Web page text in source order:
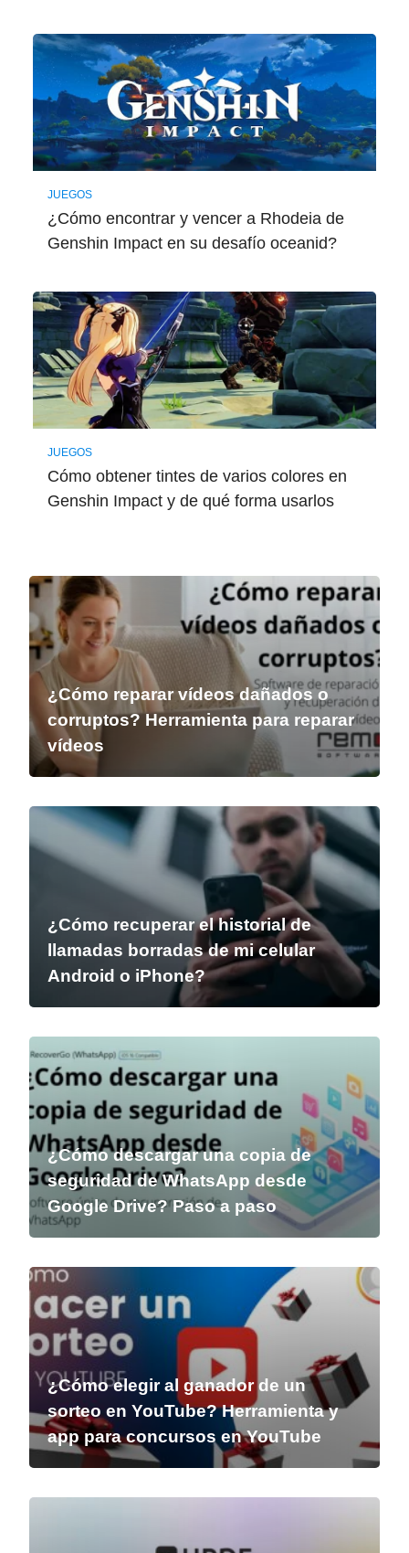
JUEGOS
¿Cómo encontrar y vencer a Rhodeia de
Genshin Impact en su desafío oceanid?
JUEGOS
Cómo obtener tintes de varios colores en
Genshin Impact y de qué forma usarlos
¿Cómo reparar vídeos dañados o
corruptos? Herramienta para reparar
vídeos
¿Cómo recuperar el historial de
llamadas borradas de mi celular
Android o iPhone?
¿Cómo descargar una copia de
seguridad de WhatsApp desde
Google Drive? Paso a paso
¿Cómo elegir al ganador de un
sorteo en YouTube? Herramienta y
app para concursos en YouTube